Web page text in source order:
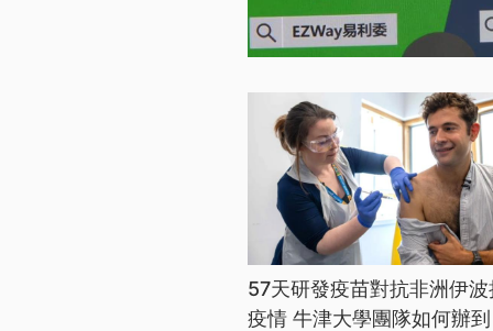
57天研發疫苗對抗非洲伊
疫情 牛津大學團隊如何辦